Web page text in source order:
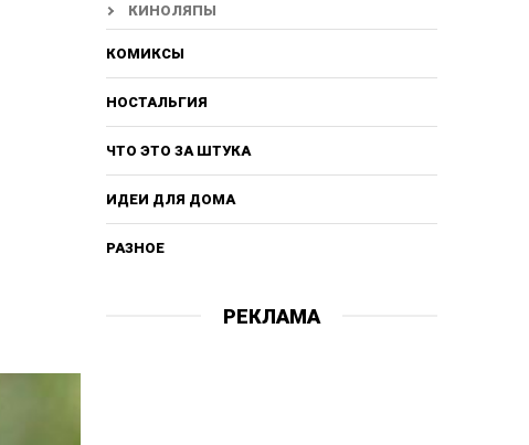
КИНОЛЯПЫ
КОМИКСЫ
НОСТАЛЬГИЯ
ЧТО ЭТО ЗА ШТУКА
ИДЕИ ДЛЯ ДОМА
РАЗНОЕ
РЕКЛАМА